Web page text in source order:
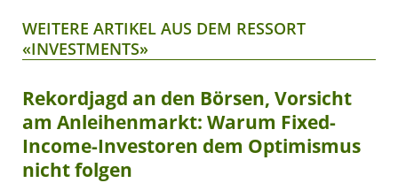
WEITERE ARTIKEL AUS DEM RESSORT
«INVESTMENTS»
Rekordjagd an den Börsen, Vorsicht
am Anleihenmarkt: Warum Fixed-
Income-Investoren dem Optimismus
nicht folgen